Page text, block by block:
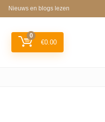
Nieuws en blogs lezen
0
€0.00